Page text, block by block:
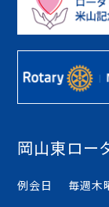
岡山東ロー
例会日
毎週木